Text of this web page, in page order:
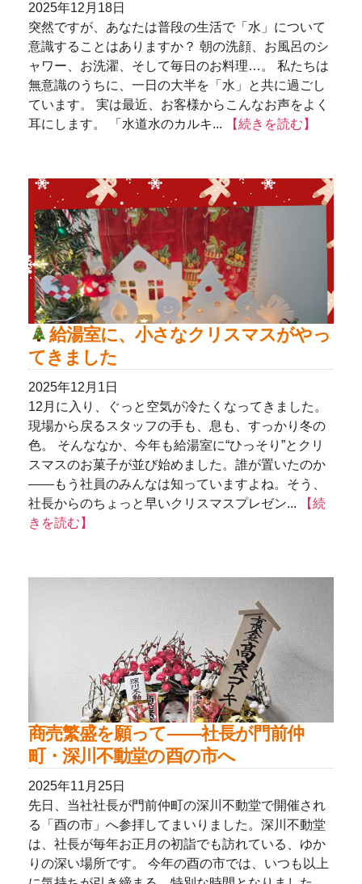
2025年12月18日
突然ですが、あなたは普段の生活で「水」について
意識することはありますか？ 朝の洗顔、お風呂のシ
ャワー、お洗濯、そして毎日のお料理…。 私たちは
無意識のうちに、一日の大半を「水」と共に過ごし
ています。 実は最近、お客様からこんなお声をよく
耳にします。 「水道水のカルキ...
【続きを読む】
給湯室に、小さなクリスマスがやっ
てきました
2025年12月1日
12月に入り、ぐっと空気が冷たくなってきました。
現場から戻るスタッフの手も、息も、すっかり冬の
色。 そんななか、今年も給湯室に“ひっそり”とクリ
スマスのお菓子が並び始めました。誰が置いたのか
――もう社員のみんなは知っていますよね。そう、
社長からのちょっと早いクリスマスプレゼン...
【続
きを読む】
商売繁盛を願って——社長が門前仲
町・深川不動堂の酉の市へ
2025年11月25日
先日、当社社長が門前仲町の深川不動堂で開催され
る「酉の市」へ参拝してまいりました。深川不動堂
は、社長が毎年お正月の初詣でも訪れている、ゆか
りの深い場所です。 今年の酉の市では、いつも以上